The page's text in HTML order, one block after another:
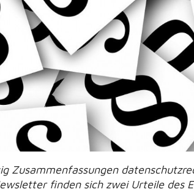
Zusammenfassungen
finden sich zwei Urteile des